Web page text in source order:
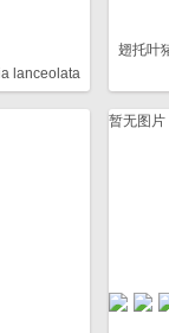
lanceolata
翅托叶
暂无图片